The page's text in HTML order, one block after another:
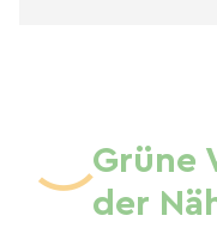
Grüne
der